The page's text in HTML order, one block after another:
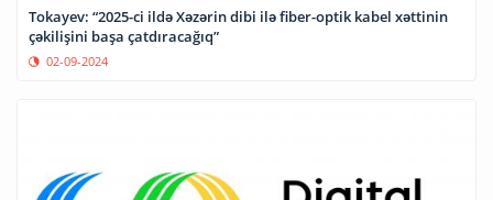
Tokayev: “2025-ci ildə Xəzərin dibi ilə fiber-optik kabel xəttinin
çəkilişini başa çatdıracağıq”
02-09-2024